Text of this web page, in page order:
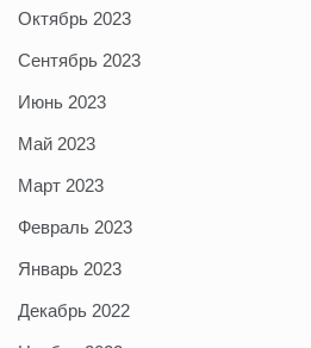
Октябрь 2023
Сентябрь 2023
Июнь 2023
Май 2023
Март 2023
Февраль 2023
Январь 2023
Декабрь 2022